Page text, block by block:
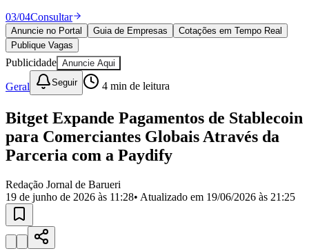
Saúde
Segurança
Cultura
Meio Ambiente
Obras
Educação
Selecione sua regiãoPara notícias da sua região
Aldeia de Barueri
JubranBelvalBethavilleBoa
VistaCalifórnia CarapicuíbaCentroChácaras MarcoCidades da
Região
Militar
CalifórniaJardim dos Altos
Esperança
03/04Consultar
Anuncie no Portal Guia de Empresas
Cotações em Tempo Real
Publique Vagas
Publicidade Anuncie Aqui
Geral Seguir 4 min de leitura
Bitget Expande Pagamentos de Stablecoin
para Comerciantes Globais Através da
Parceria com a Paydify
Redação Jornal de Barueri
19 de junho de 2026 às 11:28• Atualizado em 19/06/2026 às 21:25